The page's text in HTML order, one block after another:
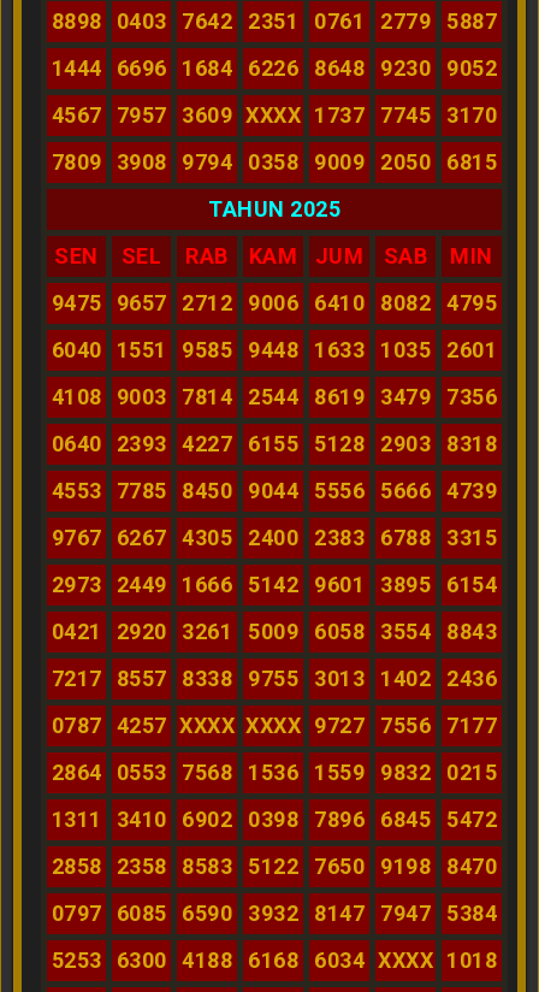
8898
0403 7642 2351 0761 2779
5887
1444
6696 1684 6226 8648 9230
9052
4567
7957 3609 XXXX 1737 7745
3170
7809
3908 9794 0358 9009 2050
6815
TAHUN 2025
SEN
SEL RAB KAM JUM SAB
MIN
9475
9657 2712 9006 6410 8082
4795
6040
1551 9585 9448 1633 1035
2601
4108
9003 7814 2544 8619 3479
7356
0640
2393 4227 6155 5128 2903
8318
4553
7785 8450 9044 5556 5666
4739
9767
6267 4305 2400 2383 6788
3315
2973
2449 1666 5142 9601 3895
6154
0421
2920 3261 5009 6058 3554
8843
7217
8557 8338 9755 3013 1402
2436
0787
4257 XXXX XXXX 9727 7556
7177
2864
0553 7568 1536 1559 9832
0215
1311
3410 6902 0398 7896 6845
5472
2858
2358 8583 5122 7650 9198
8470
0797
6085 6590 3932 8147 7947
5384
5253
6300 4188 6168 6034 XXXX 1018